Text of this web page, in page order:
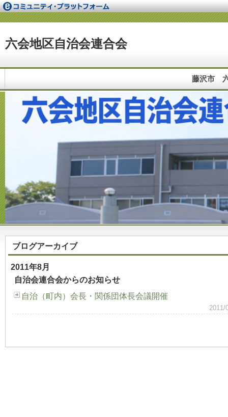
六会地区自治会連合会
藤沢市
ブログアーカイブ
2011年8月
自治会連合会からのお知らせ
自治（町内）会長・関係団体長会議開催
2011/